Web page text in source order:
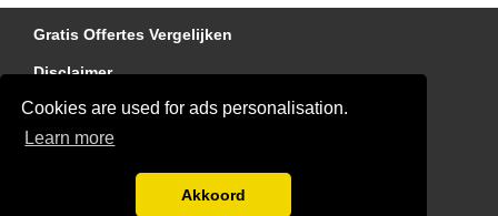
Cookies are used for ads personalisation.
Learn more
Akkoord
Gratis Offertes Vergelijken
Disclaimer
Dakdekker gezocht?
Blog